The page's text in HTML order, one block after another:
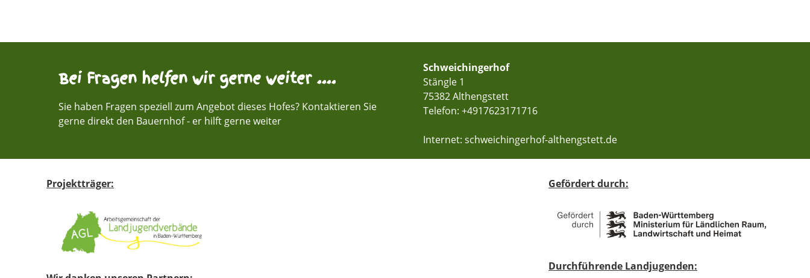
Bei Fragen helfen wir gerne weiter ....
Sie haben Fragen speziell zum Angebot dieses Hofes? Kontaktieren Sie
gerne direkt den Bauernhof - er hilft gerne weiter
Schweichingerhof
Stängle 1
75382 Althengstett
Telefon: +4917623171716
Internet: schweichingerhof-althengstett.de
Projektträger: Gefördert durch:
Durchführende Landjugenden: